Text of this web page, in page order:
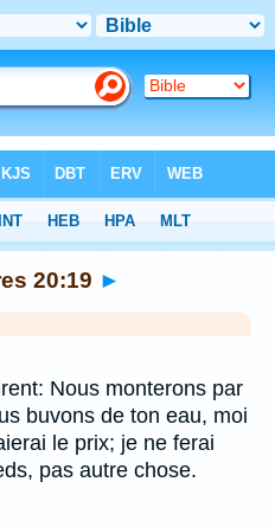
20:19 ►
Nous monterons par
buvons de ton eau, moi
le prix; je ne ferai
pas autre chose.